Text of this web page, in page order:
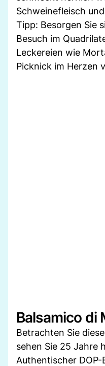
Schweinefleisch
Tipp: Besorgen Sie
Besuch im
Leckereien wie
Picknick im Herzen
Balsamico di
Betrachten Sie
sehen Sie 25 Jahre
Authentischer DOP-